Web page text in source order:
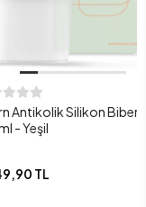
Antikolik Silikon
- Yeşil
TL